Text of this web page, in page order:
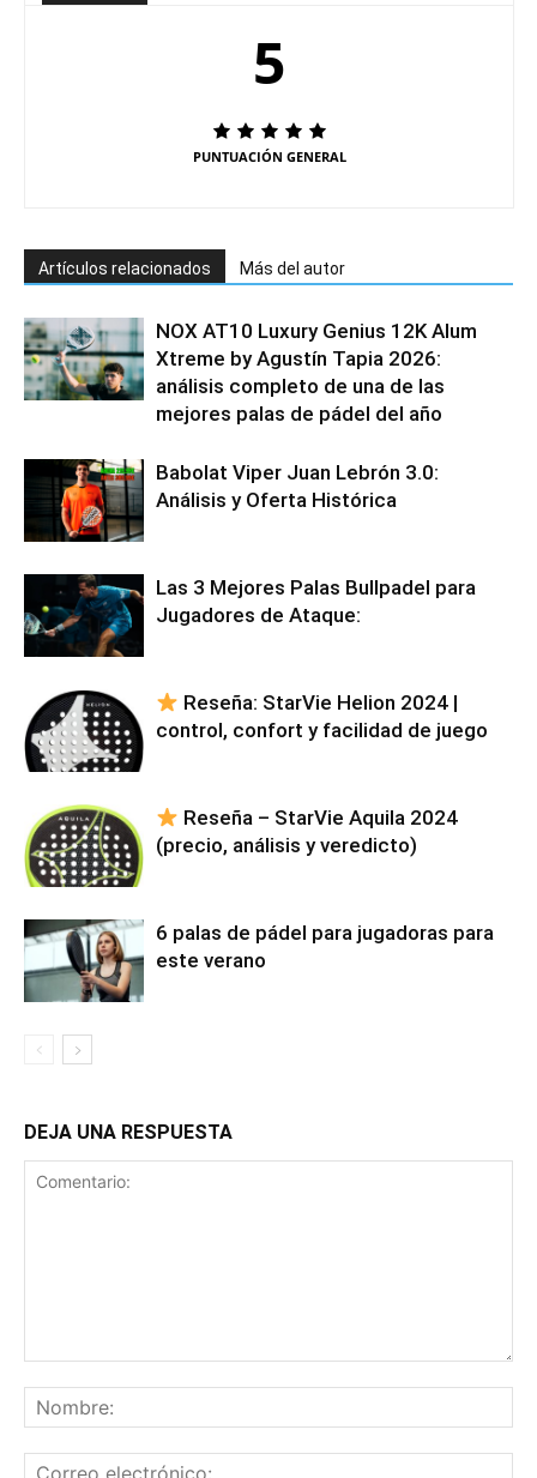
5
PUNTUACIÓN GENERAL
Artículos relacionados Más del autor
NOX AT10 Luxury Genius 12K Alum
Xtreme by Agustín Tapia 2026:
análisis completo de una de las
mejores palas de pádel del año
Babolat Viper Juan Lebrón 3.0:
Análisis y Oferta Histórica
Las 3 Mejores Palas Bullpadel para
Jugadores de Ataque:
Reseña: StarVie Helion 2024 |
control, confort y facilidad de juego
Reseña – StarVie Aquila 2024
(precio, análisis y veredicto)
6 palas de pádel para jugadoras para
este verano
DEJA UNA RESPUESTA